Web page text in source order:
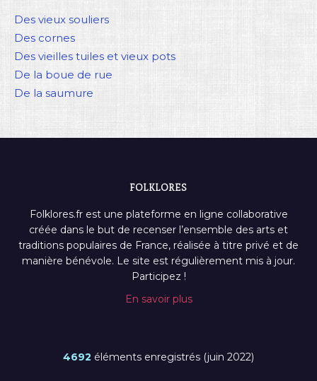
Des vieux souliers
Des cornes
Des vieilles tuiles et vieux pots
De la boue de rue
De la saumure
FOLKLORES
Folklores.fr est une plateforme en ligne collaborative
créée dans le but de recenser l’ensemble des arts et
traditions populaires de France, réalisée à titre privé et de
manière bénévole. Le site est régulièrement mis à jour.
Participez !
En savoir plus
4692 éléments enregistrés (juin 2022)